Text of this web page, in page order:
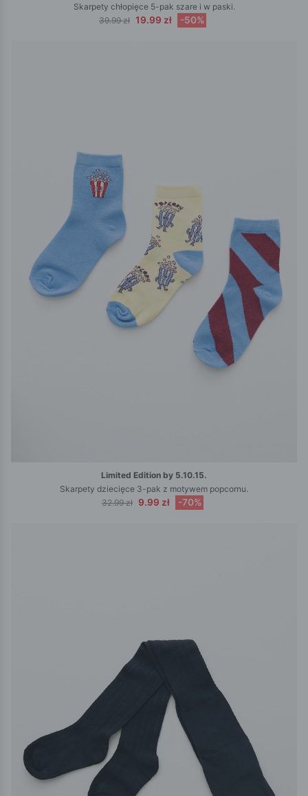
Skarpety chłopięce 5-pak szare i w paski.
39.99 zł 19.99 zł -50%
Limited Edition by 5.10.15.
Skarpety dziecięce 3-pak z motywem popcornu.
32.99 zł 9.99 zł -70%